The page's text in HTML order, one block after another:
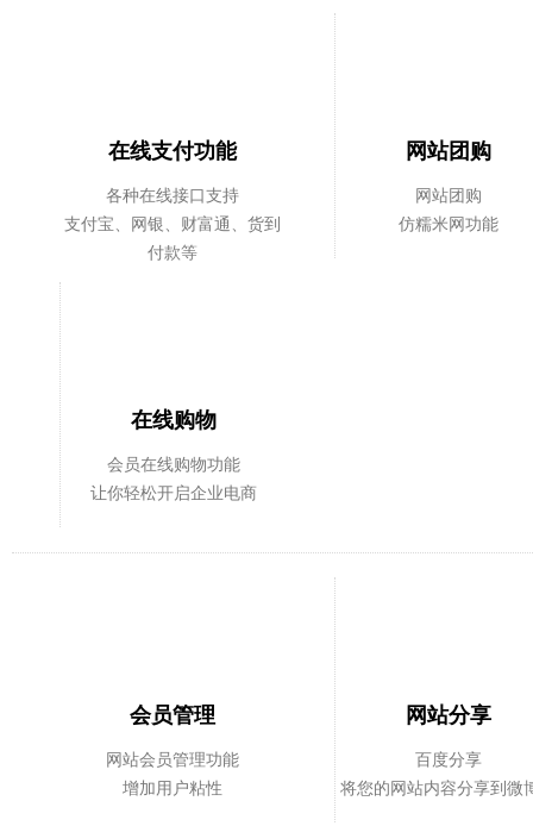
在线支付功能
各种在线接口支持
支付宝、网银、财富通、货到
付款等
网站团购
网站团购
仿糯米网功能
在线购物
会员在线购物功能
让你轻松开启企业电商
会员管理
网站会员管理功能
增加用户粘性
网站分享
百度分享
将您的网站内容分享到微